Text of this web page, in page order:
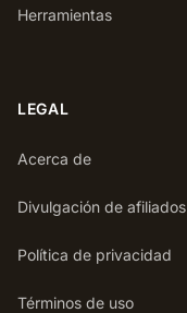
Herramientas
LEGAL
Acerca de
Divulgación de afiliados
Política de privacidad
Términos de uso